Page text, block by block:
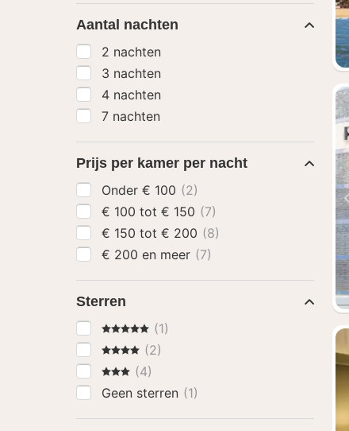
Aantal nachten
2 nachten
3 nachten
4 nachten
7 nachten
Prijs per kamer per nacht
Onder € 100 (2)
€ 100 tot € 150 (7)
€ 150 tot € 200 (8)
€ 200 en meer (7)
Sterren
5 Sterren(1)
4 Sterren
(2)
3 Sterren
(4)
Geen sterren (1)